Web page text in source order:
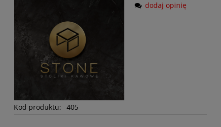
Kod produktu: 405
dodaj opinię